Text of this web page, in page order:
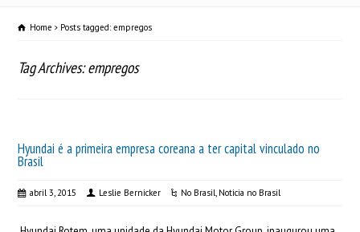
Home Posts tagged: empregos
Tag Archives: empregos
Hyundai é a primeira empresa coreana a ter capital vinculado no
Brasil
abril 3, 2015 Leslie Bernicker No Brasil, Noticia no Brasil